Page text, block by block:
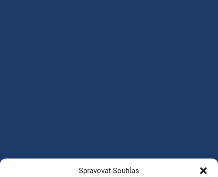
Spravovat Souhlas